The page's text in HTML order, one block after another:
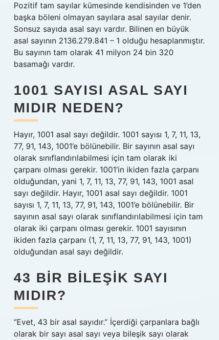
Pozitif tam sayılar kümesinde kendisinden ve 1’den
başka böleni olmayan sayılara asal sayılar denir.
Sonsuz sayıda asal sayı vardır. Bilinen en büyük
asal sayının 2136.279.841 – 1 olduğu hesaplanmıştır.
Bu sayının tam olarak 41 milyon 24 bin 320
basamağı vardır.
1001 SAYISI ASAL SAYI
MIDIR NEDEN?
Hayır, 1001 asal sayı değildir. 1001 sayısı 1, 7, 11, 13,
77, 91, 143, 1001’e bölünebilir. Bir sayının asal sayı
olarak sınıflandırılabilmesi için tam olarak iki
çarpanı olması gerekir. 1001’in ikiden fazla çarpanı
olduğundan, yani 1, 7, 11, 13, 77, 91, 143, 1001 asal
sayı değildir. Hayır, 1001 asal sayı değildir. 1001
sayısı 1, 7, 11, 13, 77, 91, 143, 1001’e bölünebilir. Bir
sayının asal sayı olarak sınıflandırılabilmesi için tam
olarak iki çarpanı olması gerekir. 1001 sayısının
ikiden fazla çarpanı (1, 7, 11, 13, 77, 91, 143, 1001)
olduğundan asal sayı değildir.
43 BIR BILEŞIK SAYI
MIDIR?
“Evet, 43 bir asal sayıdır.” İçerdiği çarpanlara bağlı
olarak bir sayı asal sayı veya bileşik sayı olarak